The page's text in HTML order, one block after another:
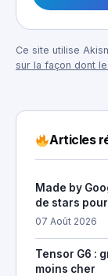
Ce site utilise
sur la façon dont
Articles
Made by
de stars pour
07 Août 2026
Tensor G6 :
moins cher